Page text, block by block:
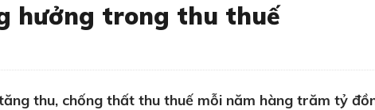
hưởng trong thu thuế
thu, chống thất thu thuế mỗi năm hàng trăm tỷ